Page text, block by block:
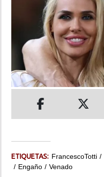
INSÓLITAS
MULTIMEDIA
IMPRESO
ETIQUETAS: FrancescoTotti
Engaño
Venado